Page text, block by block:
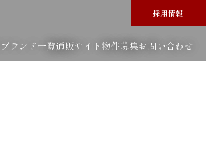
採用情報
ブランド一覧通販サイト 物件募集お問い合わせ